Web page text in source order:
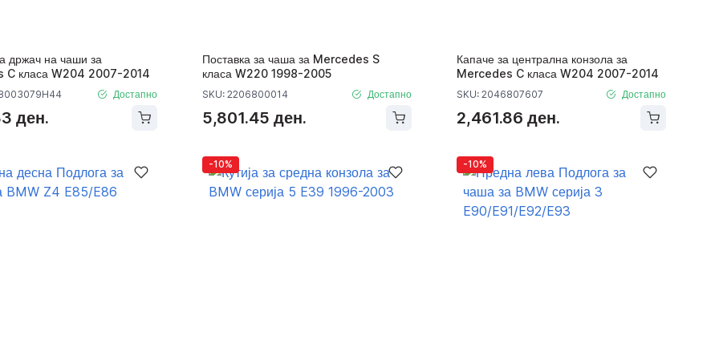
држач на чаши за
C класа W204 2007-2014
Достапно
ден.
Поставка за чаша за Mercedes S
класа W220 1998-2005
SKU: 2206800014 Достапно
5,801.45 ден.
Капаче за централна конзола за
Mercedes C класа W204 2007-2014
SKU: 2046807607 Достапно
2,461.86 ден.
-10% -10%